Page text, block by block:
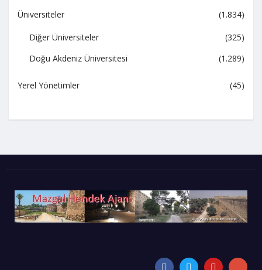
Üniversiteler
(1.834)
Diğer Üniversiteler
(325)
Doğu Akdeniz Üniversitesi
(1.289)
Yerel Yönetimler (45)